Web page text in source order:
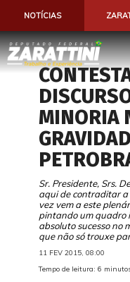
NOTÍCIAS
MINORIA
Sr. Presidente, Srs.
aqui de contraditar a
vez vem a este
pintando um quadro
absoluto sucesso no
que não só trouxe
11 FEV 2015, 08:00
Tempo de leitura: 6